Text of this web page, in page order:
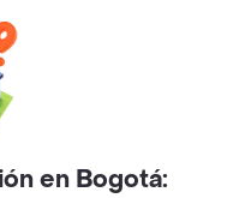
Instagram
en Bogotá: